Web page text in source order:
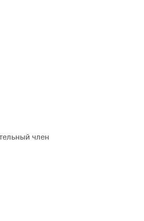
член